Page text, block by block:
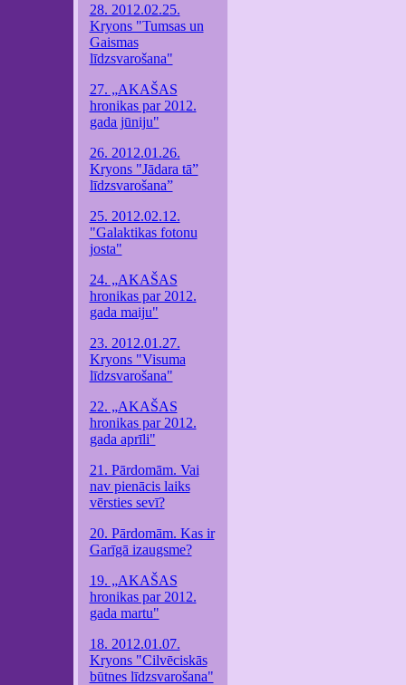
28. 2012.02.25.
Kryons "Tumsas un
Gaismas
līdzsvarošana"
27. „AKAŠAS
hronikas par 2012.
gada jūniju"
26. 2012.01.26.
Kryons "Jādara tā”
līdzsvarošana”
25. 2012.02.12.
"Galaktikas fotonu
josta"
24. „AKAŠAS
hronikas par 2012.
gada maiju"
23. 2012.01.27.
Kryons "Visuma
līdzsvarošana"
22. „AKAŠAS
hronikas par 2012.
gada aprīli"
21. Pārdomām. Vai
nav pienācis laiks
vērsties sevī?
20. Pārdomām. Kas ir
Garīgā izaugsme?
19. „AKAŠAS
hronikas par 2012.
gada martu"
18. 2012.01.07.
Kryons "Cilvēciskās
būtnes līdzsvarošana"